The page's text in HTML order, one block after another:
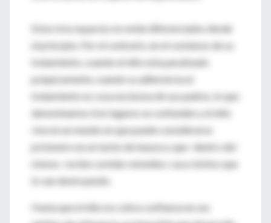
Estos tres espacios no están diferenciados desde
el principio. Por el contrario, en el comienzo de su
tratamiento, cuando el niño esta paralizado
psíquicamente, cuando su adherencia al
tratamiento es cosa exclusiva de sus padres, lo que
denominamos tres lugares se confunden y el niño
vive en un mundo en que puede considerarse
prisionero en un tacho de basura y que -dentro del
mismo- recibe comida-remedios-caca-bichos que
lo van destruyendo.
Hasta que el niño no cobra confianza en sus